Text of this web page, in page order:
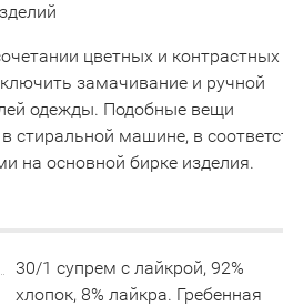
цветных и контрастных
замачивание и ручной
одежды. Подобные вещи
стиральной машине, в
на основной бирке изделия.
30/1 супрем с лайкрой, 92%
хлопок, 8% лайкра. Гребенная